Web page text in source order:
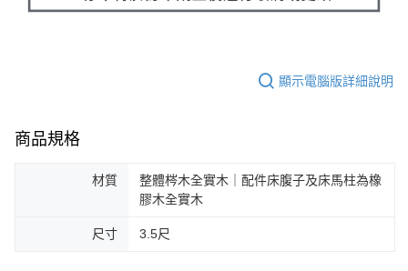
顯示電腦版詳細說明
商品規格
材質
整體梣木全實木｜配件床腹子及床馬柱為橡
膠木全實木
尺寸 3.5尺